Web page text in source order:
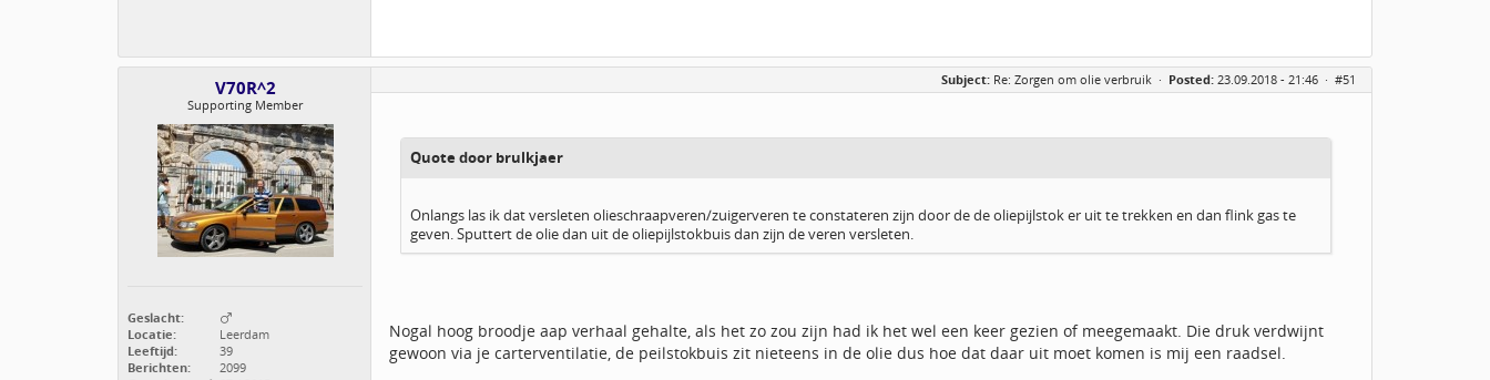
V70R^2
Supporting Member
Geslacht:
Locatie:
Leerdam
Leeftijd:
39
Berichten:
2099
Subject: Re: Zorgen om olie verbruik · Posted: 23.09.2018 - 21:46 · #51
Quote door brulkjaer
Onlangs las ik dat versleten olieschraapveren/zuigerveren te constateren zijn door de de oliepijlstok er uit te trekken en dan flink gas te
geven. Sputtert de olie dan uit de oliepijlstokbuis dan zijn de veren versleten.
Nogal hoog broodje aap verhaal gehalte, als het zo zou zijn had ik het wel een keer gezien of meegemaakt. Die druk verdwijnt
gewoon via je carterventilatie, de peilstokbuis zit nieteens in de olie dus hoe dat daar uit moet komen is mij een raadsel.